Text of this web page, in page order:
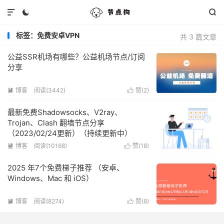
 

共 3 篇文章
标签：免费安卓VPN
公益SSR机场有哪些？公益机场节点/订阅
分享
 赞(2)
 博客 阅读(3442)
最新免费Shadowsocks、V2ray、
Trojan、Clash 翻墙节点分享
（2023/02/24更新）（持续更新中）
 赞(18)
 博客 阅读(10168)
2025 年7个免费梯子推荐 （安卓、
Windows、Mac 和 iOS）
 赞(8)
 博客 阅读(8274)